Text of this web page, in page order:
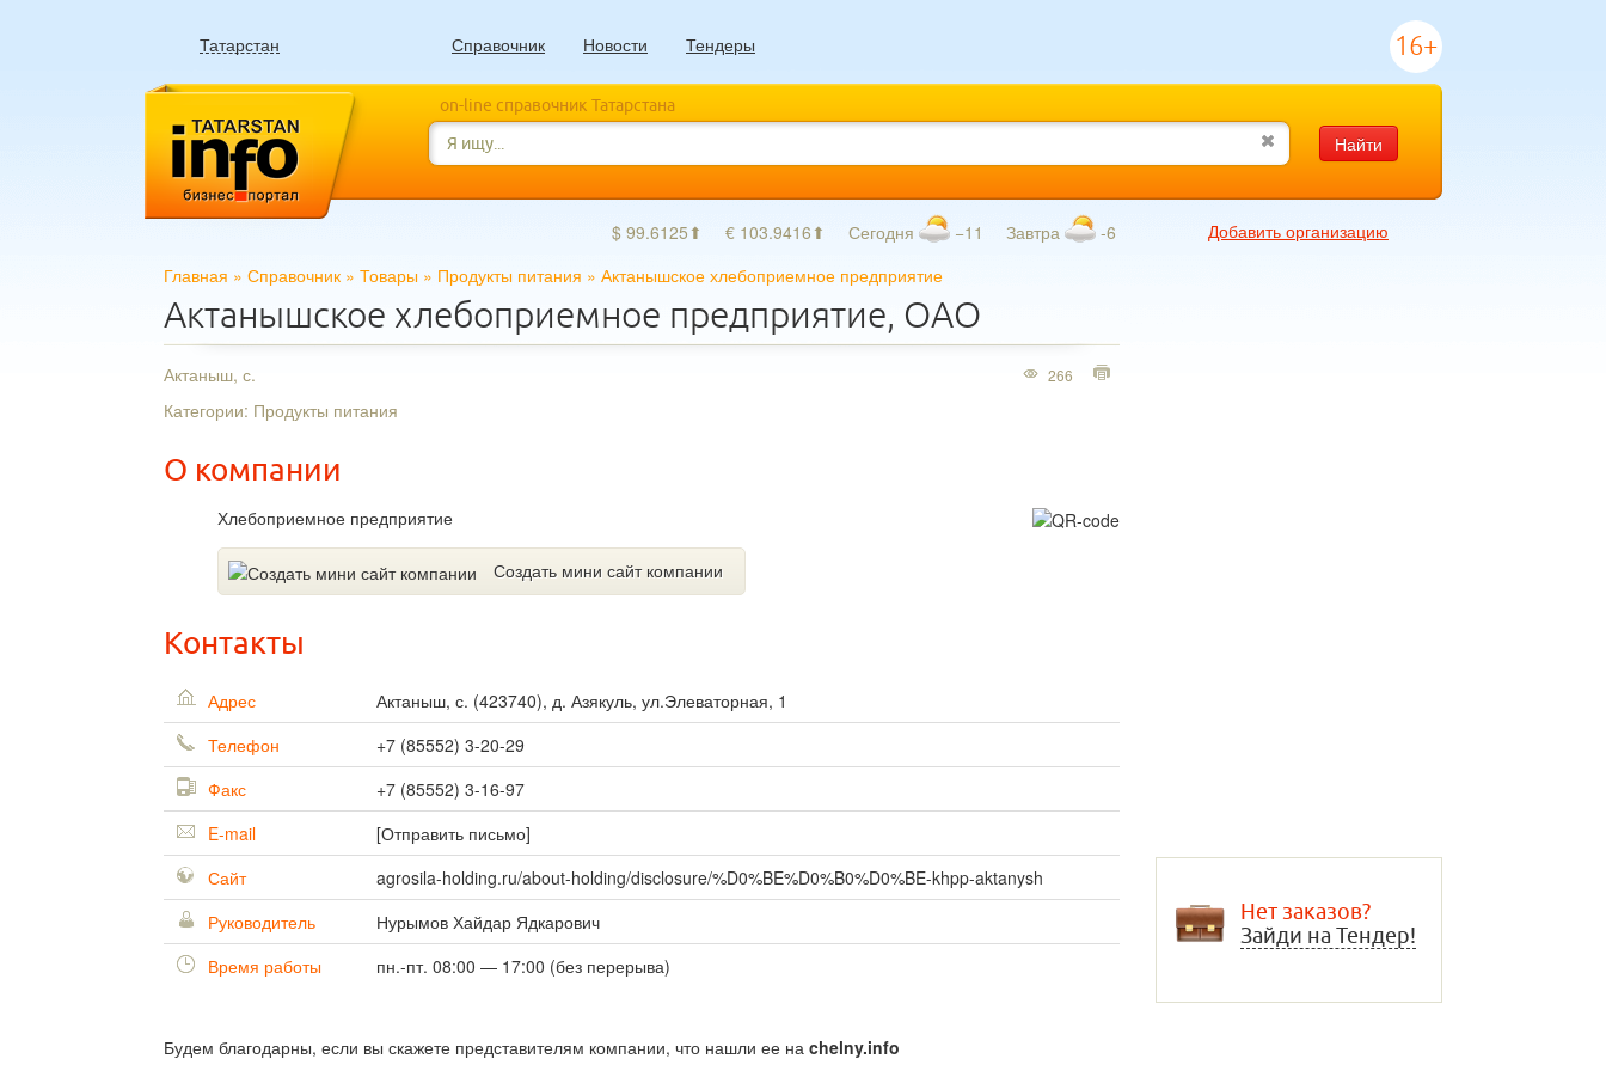
Татарстан Справочник Новости Тендеры 16+
on-line справочник Татарстана
Найти
$ 99.6125⬆ € 103.9416⬆ Сегодня −11 Завтра -6
Добавить организацию
Главная » Справочник » Товары » Продукты питания » Актанышское хлебоприемное предприятие
Актанышское хлебоприемное предприятие, ОАО
Актаныш, с.
Категории: Продукты питания
О компании
Хлебоприемное предприятие
Создать мини сайт компании
266
Контакты
Адрес Актаныш, с. (423740), д. Азякуль, ул.Элеваторная, 1
Телефон
+7 (85552) 3-20-29
Факс
+7 (85552) 3-16-97
E-mail
[Отправить письмо]
Сайт
agrosila-holding.ru/about-holding/disclosure/%D0%BE%D0%B0%D0%BE-khpp-aktanysh
Руководитель
Нурымов Хайдар Ядкарович
Время работы
пн.-пт. 08:00 — 17:00 (без перерыва)
Будем благодарны, если вы скажете представителям компании, что нашли ее на chelny.info
Нет заказов?
Зайди на Тендер!